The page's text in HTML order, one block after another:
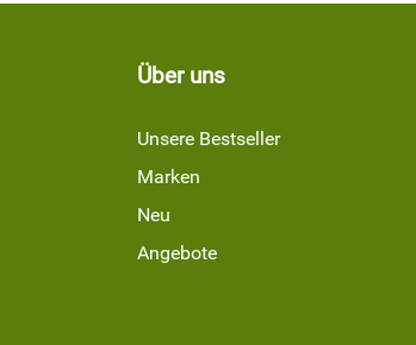
Über uns
Unsere Bestseller
Marken
Neu
Angebote